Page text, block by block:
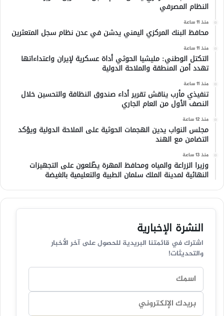
النظام المصرفي
منذ 11 ساعة
محافظ البنك المركزي اليمني يدشن في عدن نظام سجل المتعثرين
منذ 11 ساعة
التكتل الوطني: مليشيا الحوثي أداة عسكرية لإيران واعتداءاتها
تهدد أمن المنطقة والملاحة الدولية
منذ 11 ساعة
تنفيذي مأرب يناقش تقرير أداء صندوق النظافة والتحسين خلال
النصف الأول من العام الجاري
منذ 12 ساعة
مجلس النواب يدين الهجمات الحوثية على الملاحة الدولية ويؤكد
التضامن مع الهند
منذ 13 ساعة
وزيرا الزراعة والمياه ومحافظ المهرة يطّلعون على التجهيزات
النهائية لمدينة الملك سلمان الطبية والتعليمية بالغيضة
النشرة الإخبارية
اشترك في قائمتنا البريدية للحصول على آخر الأخبار
والتحديثات!